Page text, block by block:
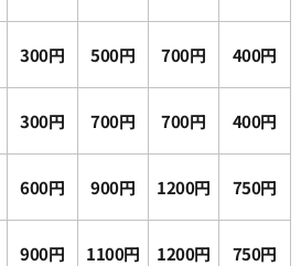
300円 500円 700円 400円
300円 700円 700円 400円
600円 900円 1200円 750円
900円 1100円 1200円 750円